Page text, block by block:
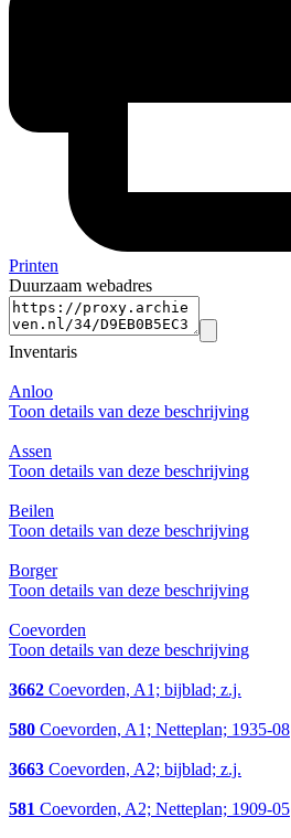
Printen
Duurzaam webadres
Inventaris
Anloo
Toon details van deze beschrijving
Assen
Toon details van deze beschrijving
Beilen
Toon details van deze beschrijving
Borger
Toon details van deze beschrijving
Coevorden
Toon details van deze beschrijving
3662 Coevorden, A1; bijblad; z.j.
580 Coevorden, A1; Netteplan; 1935-08
3663 Coevorden, A2; bijblad; z.j.
581 Coevorden, A2; Netteplan; 1909-05